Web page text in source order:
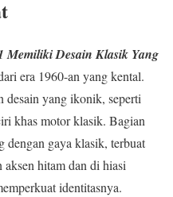
Memiliki Desain Klasik Yang
era 1960-an yang kental.
desain yang ikonik, seperti
khas motor klasik. Bagian
dengan gaya klasik, terbuat
hitam dan di hiasi
identitasnya.